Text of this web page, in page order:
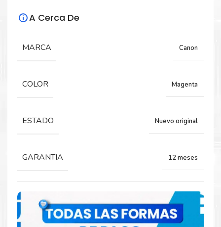
Para impresoras:
imageRUNNER ADVANCE C3330i, C3325i,
19,000 PÁGINAS
A Cerca De
MARCA Canon
COLOR Magenta
ESTADO Nuevo original
GARANTIA 12 meses